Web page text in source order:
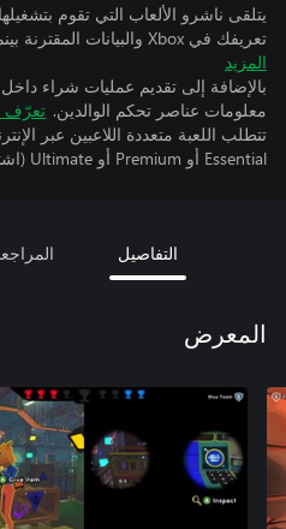
يتلقى ناشرو الألعاب التي تقوم
تعريفك في Xbox والبيانات المقترنة بينما تمارس الألعاب.
المزيد
بالإضافة إلى تقديم عمليات شراء داخل
معلومات عناصر تحكم الوالدين. تعرّف
Essential أو Premium أو Ultimate (اشتراكات تُباع بشكل منفصل).
التفاصيل
المعرض